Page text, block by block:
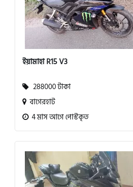
ইয়ামাহা R15 V3
288000 টাকা
বাগেরহাট
4 মাস আগে পোস্টকৃত